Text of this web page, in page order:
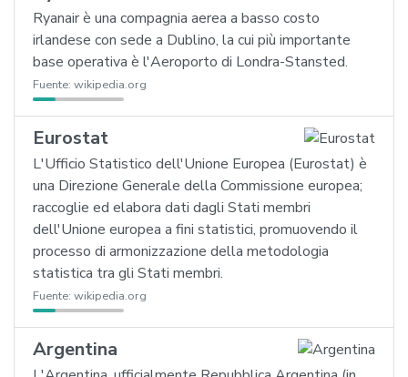
Ryanair è una compagnia aerea a basso costo
irlandese con sede a Dublino, la cui più importante
base operativa è l'Aeroporto di Londra-Stansted.
Fuente: wikipedia.org
Eurostat
L'Ufficio Statistico dell'Unione Europea (Eurostat) è
una Direzione Generale della Commissione europea;
raccoglie ed elabora dati dagli Stati membri
dell'Unione europea a fini statistici, promuovendo il
processo di armonizzazione della metodologia
statistica tra gli Stati membri.
Fuente: wikipedia.org
Argentina